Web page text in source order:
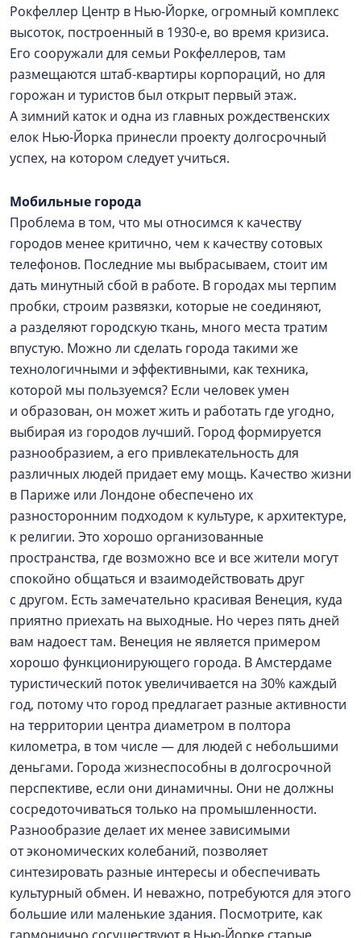
Рокфеллер Центр в Нью-Йорке, огромный комплекс
высоток, построенный в 1930‑е, во время кризиса.
Его сооружали для семьи Рокфеллеров, там
размещаются штаб-квартиры корпораций, но для
горожан и туристов был открыт первый этаж.
А зимний каток и одна из главных рождественских
елок Нью-Йорка принесли проекту долгосрочный
успех, на котором следует учиться.
Мобильные города
Проблема в том, что мы относимся к качеству
городов менее критично, чем к качеству сотовых
телефонов. Последние мы выбрасываем, стоит им
дать минутный сбой в работе. В городах мы терпим
пробки, строим развязки, которые не соединяют,
а разделяют городскую ткань, много места тратим
впустую. Можно ли сделать города такими же
технологичными и эффективными, как техника,
которой мы пользуемся? Если человек умен
и образован, он может жить и работать где угодно,
выбирая из городов лучший. Город формируется
разнообразием, а его привлекательность для
различных людей придает ему мощь. Качество жизни
в Париже или Лондоне обеспечено их
разносторонним подходом к культуре, к архитектуре,
к религии. Это хорошо организованные
пространства, где возможно все и все жители могут
спокойно общаться и взаимодействовать друг
с другом. Есть замечательно красивая Венеция, куда
приятно приехать на выходные. Но через пять дней
вам надоест там. Венеция не является примером
хорошо функционирующего города. В Амстердаме
туристический поток увеличивается на 30% каждый
год, потому что город предлагает разные активности
на территории центра диаметром в полтора
километра, в том числе — для людей с небольшими
деньгами. Города жизнеспособны в долгосрочной
перспективе, если они динамичны. Они не должны
сосредоточиваться только на промышленности.
Разнообразие делает их менее зависимыми
от экономических колебаний, позволяет
синтезировать разные интересы и обеспечивать
культурный обмен. И неважно, потребуются для этого
большие или маленькие здания. Посмотрите, как